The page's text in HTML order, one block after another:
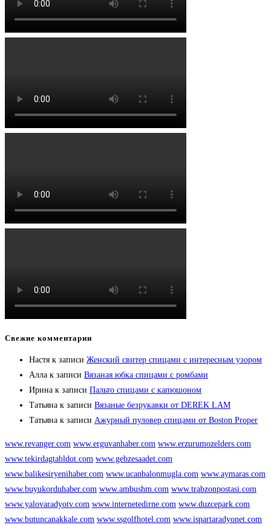
Свежие комментарии
Настя к записи Женский свитер спицами с интересным узором
Алла к записи Вязаная юбка спицами с ромбами
Ирина к записи Пальто спицами с капюшоном
Татьяна к записи Вязаные безрукавки от DEREK LAM
Татьяна к записи Ажурный пуловер спицами от Boston Proper
www.revanger.com www.erguvanhaber.com www.erzurumozelders.com
www.tekirdagtabldot.com www.gebzesaadet.com
www.balikesiryenihaber.com www.ucanbalonmugla.com www.aymaras.com
www.buyukorduhaber.com www.ambushm.com www.trabzonpostasi.com
www.yalovaradyotv.com www.internetedirne.com www.duzcepark.com
www.butuncanakkale.com www.ssgolfhotel.com www.ispartaradyonet.com